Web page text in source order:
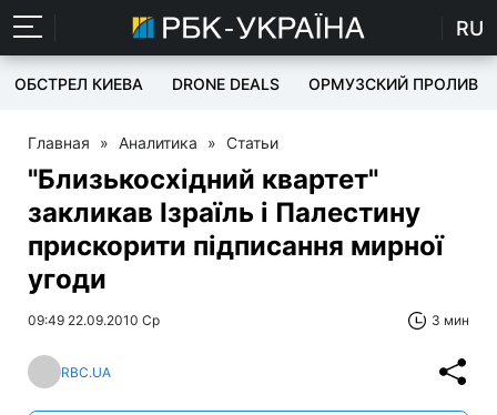
RU
ОБСТРЕЛ КИЕВА DRONE DEALS ОРМУЗСКИЙ ПРОЛИВ
Главная » Аналитика » Статьи
"Близькосхідний квартет"
закликав Ізраїль і Палестину
прискорити підписання мирної
угоди
09:49 22.09.2010 Ср 3 мин
RBC.UA